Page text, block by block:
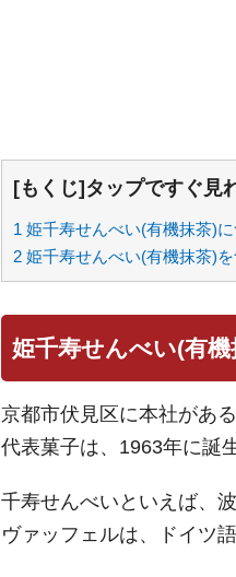
[もくじ]タップですぐ見
1 姫千寿せんべい(有機抹茶)に
2 姫千寿せんべい(有機抹茶)
姫千寿せんべい(有
京都市伏見区に本社があ
代表菓子は、1963年に誕
千寿せんべいといえば、
ヴァッフェルは、ドイツ